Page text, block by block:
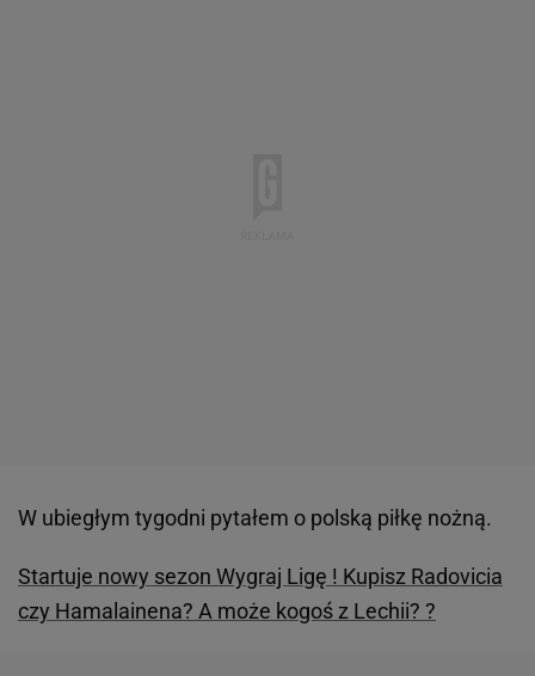
W ubiegłym tygodni pytałem o polską piłkę nożną.
Startuje nowy sezon Wygraj Ligę ! Kupisz Radovicia
czy Hamalainena? A może kogoś z Lechii? ?